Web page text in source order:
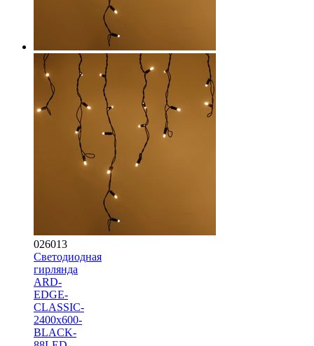
026013
Светодиодная
гирлянда
ARD-
EDGE-
CLASSIC-
2400x600-
BLACK-